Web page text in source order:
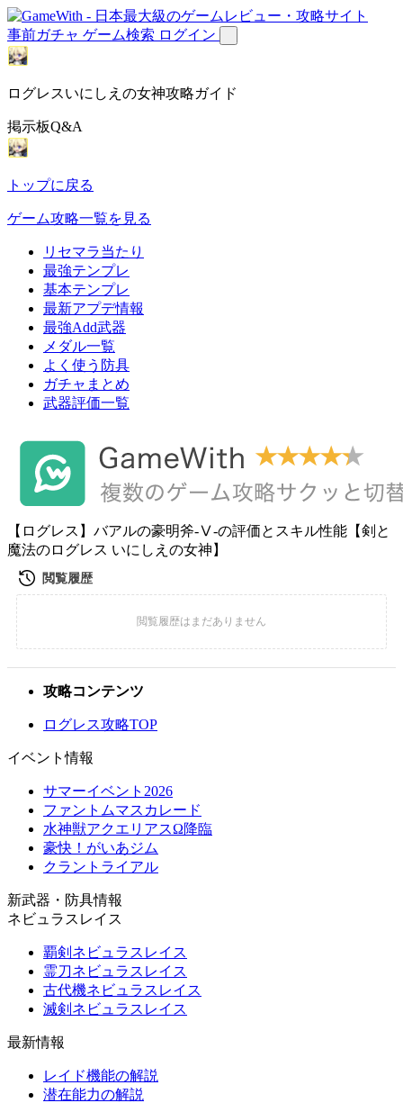
事前ガチャ ゲーム検索 ログイン
ログレスいにしえの女神攻略ガイド
掲示板Q&A
トップに戻る
ゲーム攻略一覧を見る
リセマラ当たり
最強テンプレ
基本テンプレ
最新アプデ情報
最強Add武器
メダル一覧
よく使う防具
ガチャまとめ
武器評価一覧
【ログレス】バアルの豪明斧-Ⅴ-の評価とスキル性能【剣と
魔法のログレス いにしえの女神】
攻略コンテンツ
ログレス攻略TOP
イベント情報
サマーイベント2026
ファントムマスカレード
水神獣アクエリアスΩ降臨
豪快！がいあジム
クラントライアル
新武器・防具情報
ネビュラスレイス
覇剣ネビュラスレイス
霊刀ネビュラスレイス
古代機ネビュラスレイス
滅剣ネビュラスレイス
最新情報
レイド機能の解説
潜在能力の解説